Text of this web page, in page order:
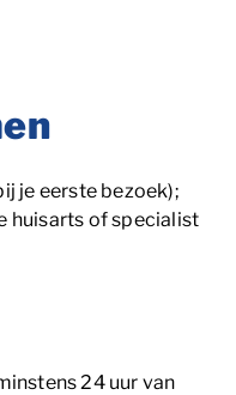
je eerste bezoek);
huisarts of specialist
24 uur van